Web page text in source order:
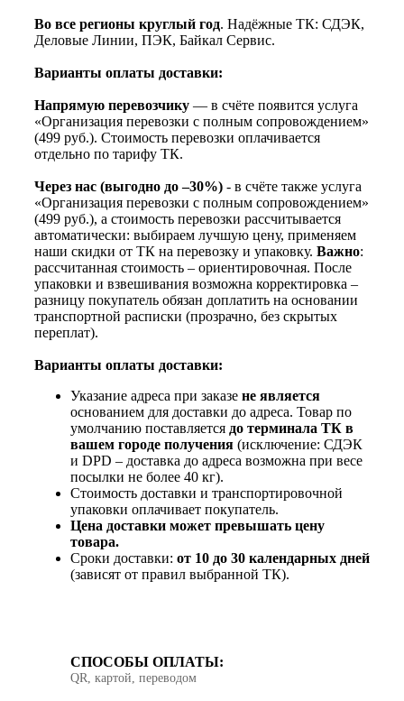
Во все регионы круглый год. Надёжные ТК: СДЭК,
Деловые Линии, ПЭК, Байкал Сервис.
Варианты оплаты доставки:
Напрямую перевозчику — в счёте появится услуга
«Организация перевозки с полным сопровождением»
(499 руб.). Стоимость перевозки оплачивается
отдельно по тарифу ТК.
Через нас (выгодно до –30%) - в счёте также услуга
«Организация перевозки с полным сопровождением»
(499 руб.), а стоимость перевозки рассчитывается
автоматически: выбираем лучшую цену, применяем
наши скидки от ТК на перевозку и упаковку. Важно:
рассчитанная стоимость – ориентировочная. После
упаковки и взвешивания возможна корректировка –
разницу покупатель обязан доплатить на основании
транспортной расписки (прозрачно, без скрытых
переплат).
Варианты оплаты доставки:
Указание адреса при заказе не является
основанием для доставки до адреса. Товар по
умолчанию поставляется до терминала ТК в
вашем городе получения (исключение: СДЭК
и DPD – доставка до адреса возможна при весе
посылки не более 40 кг).
Стоимость доставки и транспортировочной
упаковки оплачивает покупатель.
Цена доставки может превышать цену
товара.
Сроки доставки: от 10 до 30 календарных дней
(зависят от правил выбранной ТК).
СПОСОБЫ ОПЛАТЫ:
QR, картой, переводом